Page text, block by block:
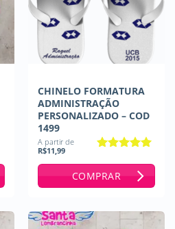
CHINELO FORMATURA
ADMINISTRAÇÃO
PERSONALIZADO – COD
1499
A partir de
R$11,99
COMPRAR